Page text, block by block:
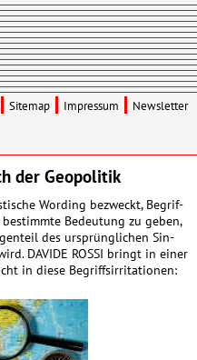
der Geopolitik
Wording be­zweckt, Be­grif­
Be­deu­­tung zu geben,
des ur­sprüng­­lichen Sin­
DAVIDE ROSSI bringt in einer
in diese Be­griffs­ir­ri­ta­tionen:
Sitemap Impressum Newsletter